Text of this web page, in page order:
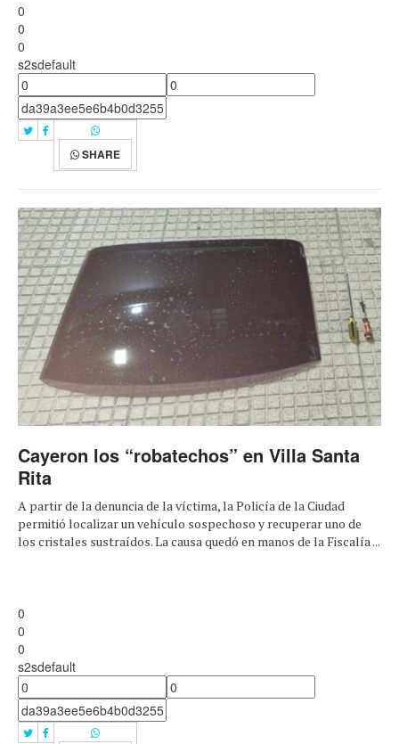
0
0
0
s2sdefault
SHARE
Cayeron los “robatechos” en Villa Santa
Rita
A partir de la denuncia de la víctima, la Policía de la Ciudad
permitió localizar un vehículo sospechoso y recuperar uno de
los cristales sustraídos. La causa quedó en manos de la Fiscalía ...
0
0
0
s2sdefault